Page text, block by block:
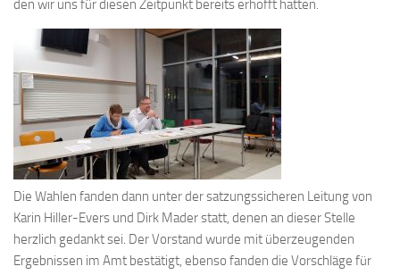
den wir uns für diesen Zeitpunkt bereits erhofft hatten.
Die Wahlen fanden dann unter der satzungssicheren Leitung von
Karin Hiller-Evers und Dirk Mader statt, denen an dieser Stelle
herzlich gedankt sei. Der Vorstand wurde mit überzeugenden
Ergebnissen im Amt bestätigt, ebenso fanden die Vorschläge für